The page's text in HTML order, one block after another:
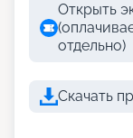
Открыть
отдельно)
Скачать